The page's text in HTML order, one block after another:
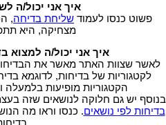
איך אני יכול/ה
פשוט כנסו לעמוד שליחת בדיחה,
מצחיקה, היא
איך אני יכול/ה למצוא
לאשר שצוות האתר מאשר את הבדיחות
לקטגוריות של בדיחות, לדוגמא
הקטגוריות מופיעות
בנוסף יש גם חלוקה לנושאים שזה
בדיחות לפי נושאים. כנסו וראו מה